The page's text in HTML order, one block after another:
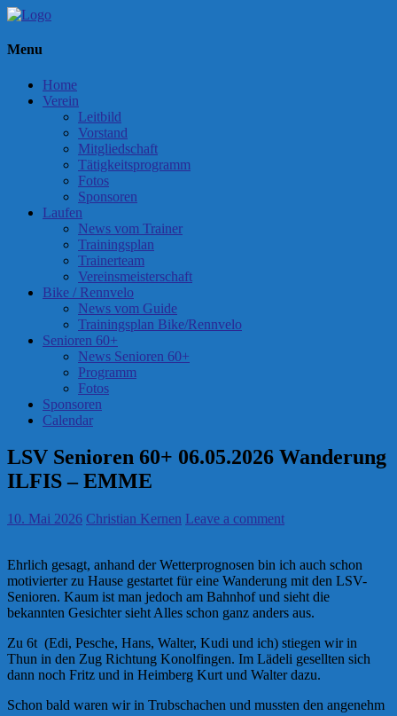
Menu
Home
Verein
Leitbild
Vorstand
Mitgliedschaft
Tätigkeitsprogramm
Fotos
Sponsoren
Laufen
News vom Trainer
Trainingsplan
Trainerteam
Vereinsmeisterschaft
Bike / Rennvelo
News vom Guide
Trainingsplan Bike/Rennvelo
Senioren 60+
News Senioren 60+
Programm
Fotos
Sponsoren
Calendar
LSV Senioren 60+ 06.05.2026 Wanderung
ILFIS – EMME
10. Mai 2026 Christian Kernen Leave a comment
Ehrlich gesagt, anhand der Wetterprognosen bin ich auch schon
motivierter zu Hause gestartet für eine Wanderung mit den LSV-
Senioren. Kaum ist man jedoch am Bahnhof und sieht die
bekannten Gesichter sieht Alles schon ganz anders aus.
Zu 6t (Edi, Pesche, Hans, Walter, Kudi und ich) stiegen wir in
Thun in den Zug Richtung Konolfingen. Im Lädeli gesellten sich
dann noch Fritz und in Heimberg Kurt und Walter dazu.
Schon bald waren wir in Trubschachen und mussten den angenehm